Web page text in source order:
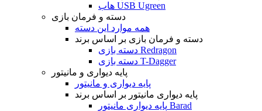
هاب USB Ugreen
دسته و فرمان بازی
همه موارد این دسته
دسته و فرمان بازی بر اساس برند
دسته بازی Redragon
دسته بازی T-Dagger
پایه دیواری و مانیتور
پایه دیواری و مانیتور
پایه دیواری مانیتور بر اساس برند
پایه دیواری مانیتور Barad